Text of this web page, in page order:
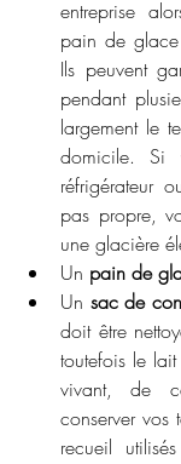
entreprise
pain de
Ils peuvent
pendant
largement le
domicile. Si
réfrigérateur
pas propre,
une glacière
Un pain de
Un sac de
doit être
toutefois le
vivant, de
conserver vos
recueil